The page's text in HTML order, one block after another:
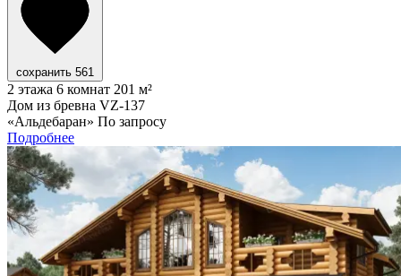
сохранить 561
2 этажа 6 комнат 201 м²
Дом из бревна VZ-137
«Альдебаран» По запросу
Подробнее